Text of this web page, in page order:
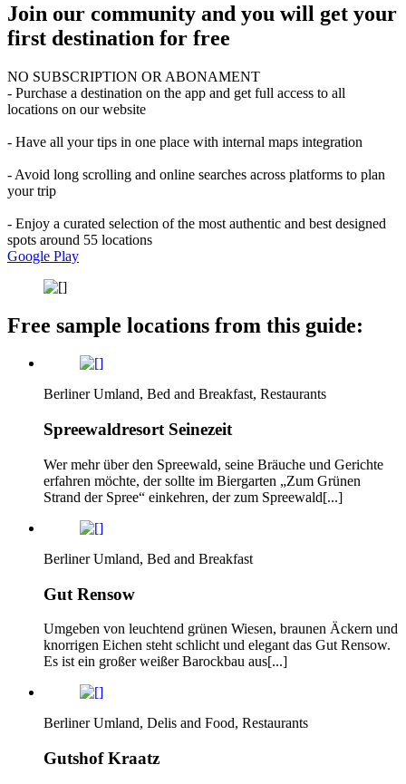
Join our community and you will get your
first destination for free
NO SUBSCRIPTION OR ABONAMENT
- Purchase a destination on the app and get full access to all
locations on our website
- Have all your tips in one place with internal maps integration
- Avoid long scrolling and online searches across platforms to plan
your trip
- Enjoy a curated selection of the most authentic and best designed
spots around 55 locations
Google Play
Free sample locations from this guide:
Berliner Umland, Bed and Breakfast, Restaurants
Spreewaldresort Seinezeit
Wer mehr über den Spreewald, seine Bräuche und Gerichte
erfahren möchte, der sollte im Biergarten „Zum Grünen
Strand der Spree“ einkehren, der zum Spreewald[...]
Berliner Umland, Bed and Breakfast
Gut Rensow
Umgeben von leuchtend grünen Wiesen, braunen Äckern und
knorrigen Eichen steht schlicht und elegant das Gut Rensow.
Es ist ein großer weißer Barockbau aus[...]
Berliner Umland, Delis and Food, Restaurants
Gutshof Kraatz